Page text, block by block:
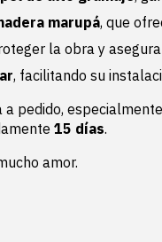
marupá, que
la obra y
, facilitando su
pedido,
15 días.
amor.